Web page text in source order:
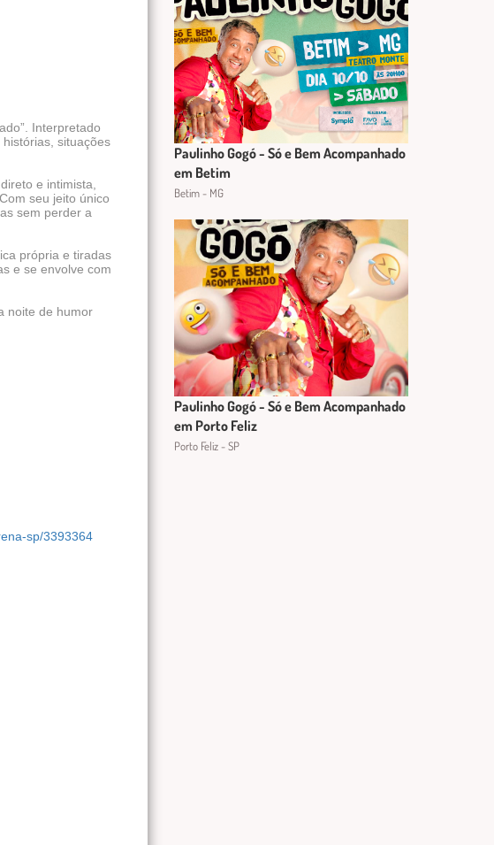
Interpretado
situações
e intimista,
seu jeito único
sem perder a
própria e tiradas
e se envolve com
noite de humor
sp/3393364
Paulinho Gogó - Só e Bem Acompanhado
em Betim
Betim - MG
Paulinho Gogó - Só e Bem Acompanhado
em Porto Feliz
Porto Feliz - SP